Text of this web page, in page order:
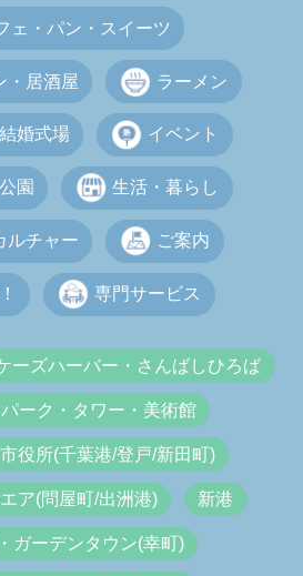
ェ・パン・スイーツ
・居酒屋 ラーメン
婚式場 イベント
園 生活・暮らし
ルチャー ご案内
専門サービス
ーズハーバー・さんばしひろば
ーク・タワー・美術館
役所(千葉港/登戸/新田町)
ア(問屋町/出洲港) 新港
ガーデンタウン(幸町)